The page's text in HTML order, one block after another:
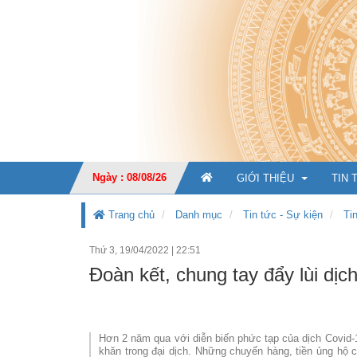
Ngày : 08/08/26 GIỚI THIỆU
CHỨC NĂNG, NHIỆM VỤ
Văn
KẾ HOẠCH PHÁT
TIN
Trang chủ Danh mục Tin tức - Sự kiện
Thứ 3, 19/04/2022 | 22:51
Đoàn kết, chung tay đẩy lùi
Hơn 2 năm qua với diễn biến phức tạp của dịch
khăn trong đại dịch. Những chuyến hàng, tiền ủng